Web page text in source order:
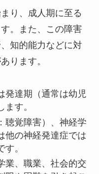
り、成人期に至る
。また、この障害
知的能力などに対
ります。
発達期（通常は幼児
す。
聴覚障害）、神経学
他の神経発達症では
。
業、職業、社会的交